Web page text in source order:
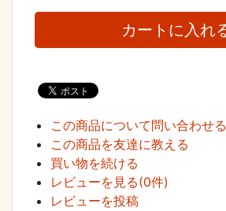
この商品について問い合わせる
この商品を友達に教える
買い物を続ける
レビューを見る(0件)
レビューを投稿